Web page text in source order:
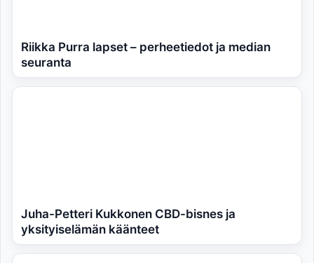
Riikka Purra lapset – perheetiedot ja median
seuranta
Juha-Petteri Kukkonen CBD-bisnes ja
yksityiselämän käänteet